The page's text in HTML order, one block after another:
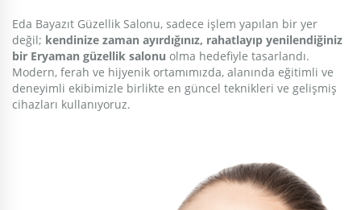
Eda Bayazıt Güzellik Salonu, sadece işlem yapılan bir yer
değil; kendinize zaman ayırdığınız, rahatlayıp yenilendiğiniz
bir Eryaman güzellik salonu olma hedefiyle tasarlandı.
Modern, ferah ve hijyenik ortamımızda, alanında eğitimli ve
deneyimli ekibimizle birlikte en güncel teknikleri ve gelişmiş
cihazları kullanıyoruz.